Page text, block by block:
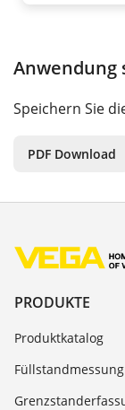
Anwendung
Speichern Sie
PDF Download
PRODUKTE
Produktkatalog
Füllstandmessung